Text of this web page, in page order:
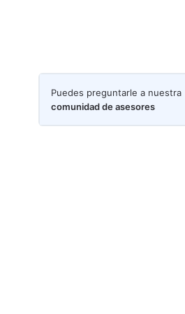
Puedes preguntarle a nuestra
comunidad de asesores